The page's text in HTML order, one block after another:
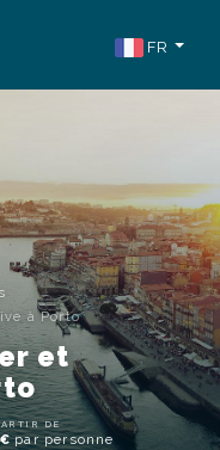
FR
à Porto
et
DE
€par personne